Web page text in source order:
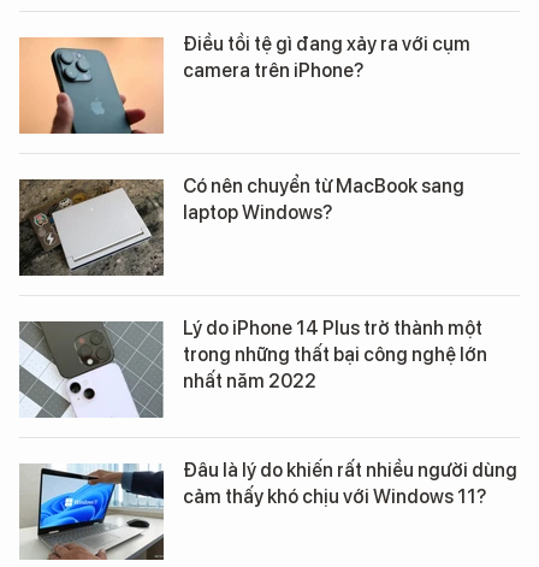
Điều tồi tệ gì đang xảy ra với cụm
camera trên iPhone?
Có nên chuyển từ MacBook sang
laptop Windows?
Lý do iPhone 14 Plus trở thành một
trong những thất bại công nghệ lớn
nhất năm 2022
Đâu là lý do khiến rất nhiều người dùng
cảm thấy khó chịu với Windows 11?